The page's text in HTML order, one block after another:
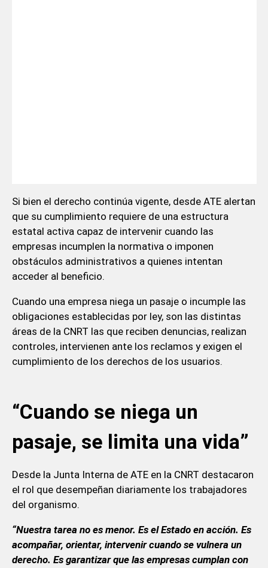
Si bien el derecho continúa vigente, desde ATE alertan
que su cumplimiento requiere de una estructura
estatal activa capaz de intervenir cuando las
empresas incumplen la normativa o imponen
obstáculos administrativos a quienes intentan
acceder al beneficio.
Cuando una empresa niega un pasaje o incumple las
obligaciones establecidas por ley, son las distintas
áreas de la CNRT las que reciben denuncias, realizan
controles, intervienen ante los reclamos y exigen el
cumplimiento de los derechos de los usuarios.
“Cuando se niega un
pasaje, se limita una vida”
Desde la Junta Interna de ATE en la CNRT destacaron
el rol que desempeñan diariamente los trabajadores
del organismo.
“Nuestra tarea no es menor. Es el Estado en acción. Es
acompañar, orientar, intervenir cuando se vulnera un
derecho. Es garantizar que las empresas cumplan con